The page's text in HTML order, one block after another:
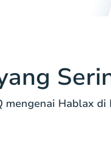
mengenai Hablax di